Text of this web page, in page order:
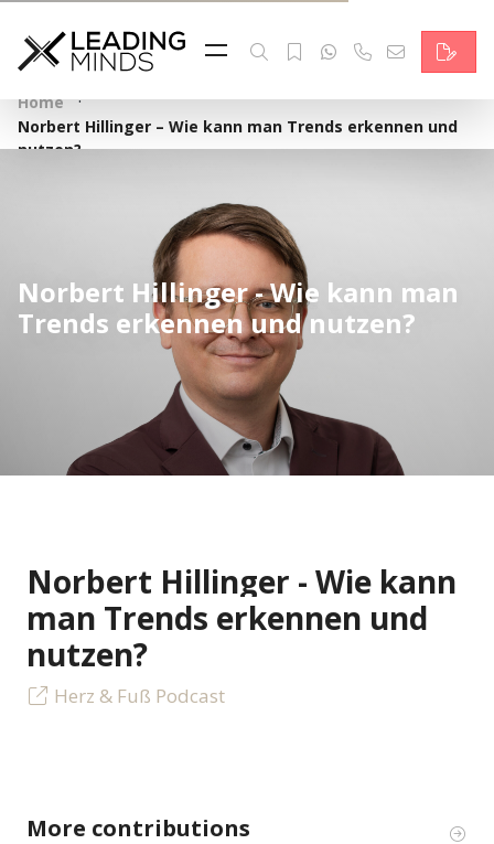
Feed
Reading Minds
Topics
Services
Who we are
Contact
Deutsch
Home ·
Norbert Hillinger – Wie kann man Trends erkennen und
nutzen?
Norbert Hillinger - Wie kann man
Trends erkennen und nutzen?
Norbert Hillinger - Wie kann
man Trends erkennen und
nutzen?
Herz & Fuß Podcast
More contributions